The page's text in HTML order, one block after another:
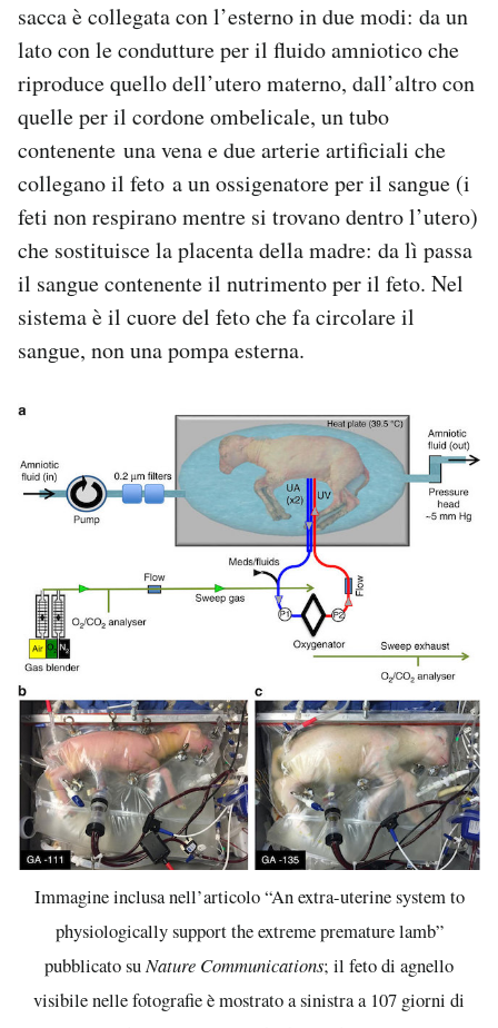
sacca è collegata con l’esterno in due modi: da un
lato con le condutture per il fluido amniotico che
riproduce quello dell’utero materno, dall’altro con
quelle per il cordone ombelicale, un tubo
contenente una vena e due arterie artificiali che
collegano il feto a un ossigenatore per il sangue (i
feti non respirano mentre si trovano dentro l’utero)
che sostituisce la placenta della madre: da lì passa
il sangue contenente il nutrimento per il feto. Nel
sistema è il cuore del feto che fa circolare il
sangue, non una pompa esterna.
Immagine inclusa nell’articolo “An extra-uterine system to
physiologically support the extreme premature lamb”
pubblicato suNature Communications; il feto di agnello
visibile nelle fotografie è mostrato a sinistra a 107 giorni di